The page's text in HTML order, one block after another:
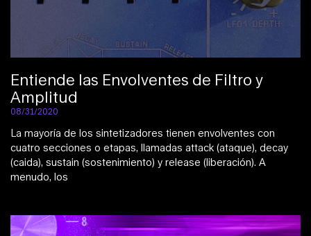
Entiende las Envolventes de Filtro y
Amplitud
08/31/2020
La mayoría de los sintetizadores tienen envolventes con
cuatro secciones o etapas, llamadas attack (ataque), decay
(caida), sustain (sostenimiento) y release (liberación). A
menudo, los